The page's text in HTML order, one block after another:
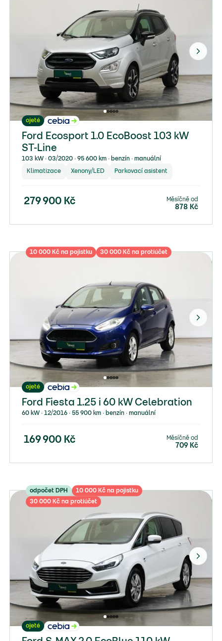
ojeté
Ford Ecosport 1.0 EcoBoost 103 kW
ST-Line
103 kW ∙ 03/2020 ∙ 95 600 km ∙ benzín ∙ manuální
Klimatizace Xenony/LED Parkovací asistent
279 900 Kč Měsíčně od
878 Kč
10 000 Kč na pojistku 30 000 Kč na protiúčet
ojeté
Ford Fiesta 1.25 i 60 kW Celebration
60 kW ∙ 12/2016 ∙ 55 900 km ∙ benzín ∙ manuální
169 900 Kč Měsíčně od
709 Kč
odpočet DPH
10 000 Kč na pojistku
30 000 Kč na protiúčet
ojeté